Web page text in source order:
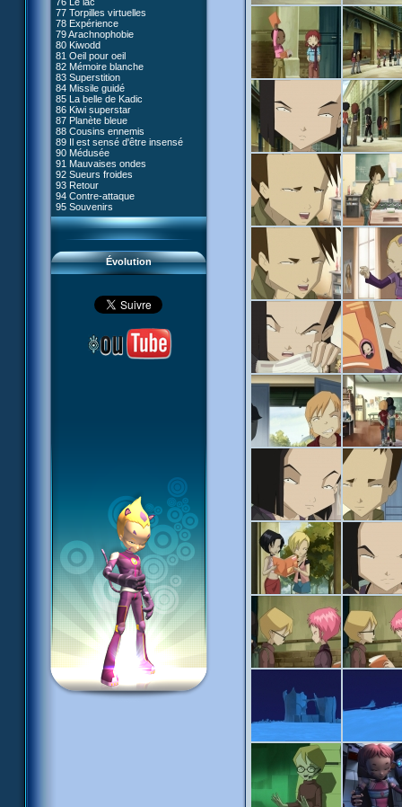
77 Torpilles virtuelles
78 Expérience
79 Arachnophobie
80 Kiwodd
81 Oeil pour oeil
82 Mémoire blanche
83 Superstition
84 Missile guidé
85 La belle de Kadic
86 Kiwi superstar
87 Planète bleue
88 Cousins ennemis
89 Il est sensé d'être insensé
90 Médusée
91 Mauvaises ondes
92 Sueurs froides
93 Retour
94 Contre-attaque
95 Souvenirs
Évolution
#05 - Rivalité
#06 - Soupçons
#07 - Compte-à-rebours
#08 - Virus
#09 - Comment tromper XANA
#10 - Le réveil du guerrier
#11 - Rendez-vous
#12 - Chaos à Kadic
#13 - Vendredi 13
#14 - Intrusion
#15 - Les sans-codes
#16 - Confusion
#17 - Un avenir professionnel
assuré
#18 - Obstination
#19 - Le piège
#20 - Espionnage
#21 - Faux-semblants
#22 - Mutinerie
#23 - Le blues de Jérémie
#24 - Paradoxe temporel
#25 - Hécatombe
#26 - Ultime mission